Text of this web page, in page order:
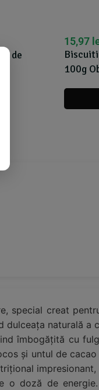
de
100g
15,97
special creat
dulceața naturală a
îmbogățită cu
și untul de
o doză de